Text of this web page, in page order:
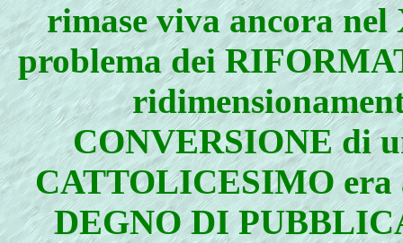
rimase viva ancora
problema dei
CONVERSIONE di
CATTOLICESIMO era
DEGNO DI